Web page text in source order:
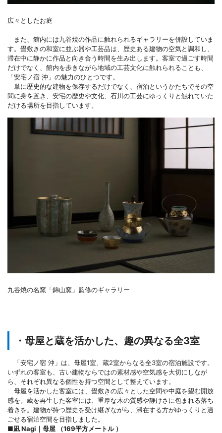
広々としたお庭
また、館内には九谷焼の作品に触れられるギャラリーを併設していま
す。畳敷きの和室に並ぶ器や工芸品は、歴史ある建物の空気と調和し、
滞在中に静かに作品と向き合う時間を生み出します。客室で過ごす時間
だけでなく、館内を歩きながら地域の工芸文化に触れられることも、
「安宅ノ宿 沖」の魅力のひとつです。
単に歴史的な建物を保存するだけでなく、宿泊というかたちでその空
間に身を置き、安宅の歴史や文化、石川の工芸にゆっくりと触れていた
だける場所を目指しています。
九谷焼の名窯「錦山窯」監修のギャラリー
・母屋と蔵を活かした、趣の異なる全3室
「安宅ノ宿 沖」は、母屋1室、蔵2室からなる全3室の宿泊施設です。
いずれの客室も、古い建物ならではの素材感や空気感を大切にしなが
ら、それぞれ異なる個性を持つ空間として整えています。
母屋を活かした客室には、畳敷きの広々とした空間や中庭を望む開放
感を。蔵を再生した客室には、重厚な木の質感や静けさに包まれる落ち
着きを。建物が持つ歴史を受け継ぎながら、滞在する方がゆっくりと過
ごせる宿泊空間を目指しました。
■凪 Nagi｜母屋 （169平方メートル ）